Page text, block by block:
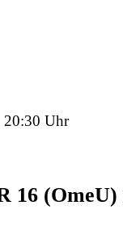
20:30 Uhr
16 (OmeU)